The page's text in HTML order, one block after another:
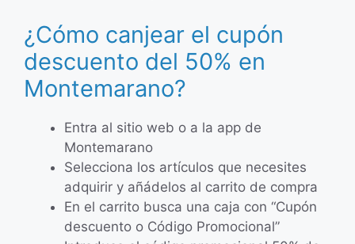
¿Cómo canjear el cupón
descuento del 50% en
Montemarano?
Entra al sitio web o a la app de
Montemarano
Selecciona los artículos que necesites
adquirir y añádelos al carrito de compra
En el carrito busca una caja con “Cupón
descuento o Código Promocional”